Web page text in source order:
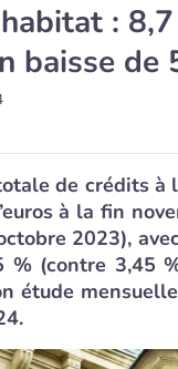
:
baisse de
de crédits à
à la fin
2023),
% (contre 3,45
étude